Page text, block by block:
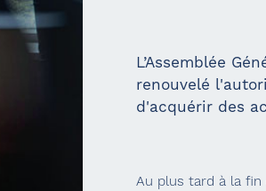
L’Assemblée
renouvelé
d'acquérir des
Au plus tard à la fin